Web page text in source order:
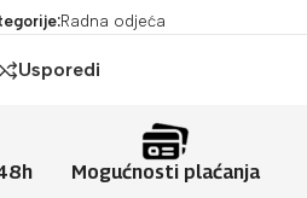
Radna odjeća
Usporedi
Mogućnosti plaćanja